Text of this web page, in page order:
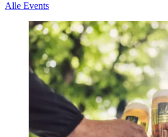
Alle Events